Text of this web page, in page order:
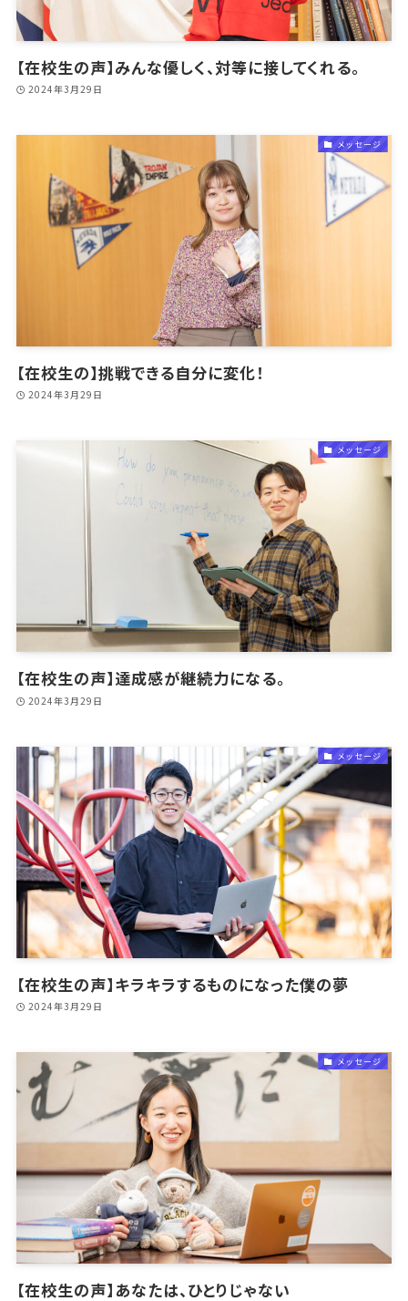
【在校生の声】みんな優しく、対等に接してくれる。
2024年3月29日
メッセージ
【在校生の】挑戦できる自分に変化！
2024年3月29日
メッセージ
【在校生の声】達成感が継続力になる。
2024年3月29日
メッセージ
【在校生の声】キラキラするものになった僕の夢
2024年3月29日
メッセージ
【在校生の声】あなたは、ひとりじゃない